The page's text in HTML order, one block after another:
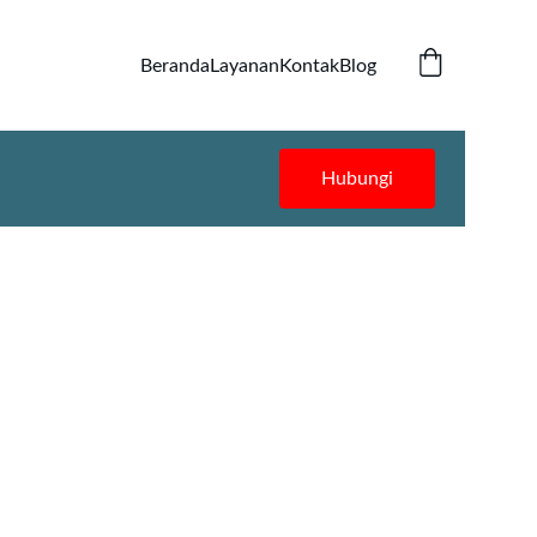
BerandaLayananKontakBlog
Hubungi